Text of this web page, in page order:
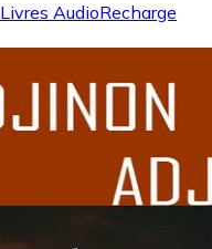
Livres AudioRecharge